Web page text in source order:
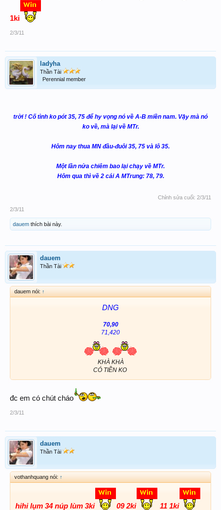
1ki
2/3/11
ladyha
Thần Tài
Perennial member
trời ! Cố tình ko pót 35, 75 để hy vọng nó về A-B miền nam. Vậy mà nó
ko về, mà lại về MTr.
Hôm nay thua MN đầu-đuôi 35, 75 và lô 35.
Một lần nửa chiêm bao lại chạy về MTr.
Hôm qua thì về 2 cái A MTrung: 78, 79.
Chỉnh sửa cuối: 2/3/11
2/3/11
dauem thích bài này.
dauem
Thần Tài
dauem nói: ↑
DNG
70,90
71,420
KHÀ KHÀ
CÓ TIỀN KO ​
đc em có chút cháo
2/3/11
dauem
Thần Tài
vothanhquang nói: ↑
hihi lụm 34 núp lùm 3ki 09 2ki 11 1ki